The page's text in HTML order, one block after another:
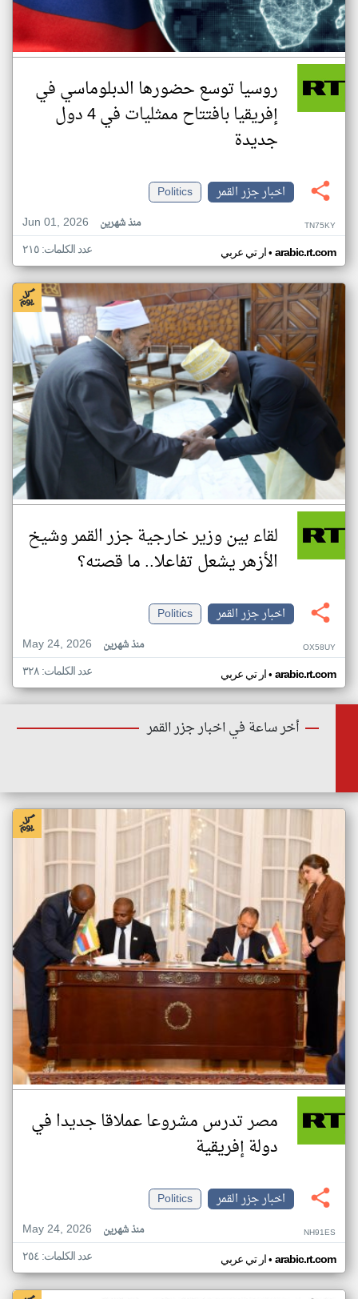
روسيا توسع حضورها الدبلوماسي في
إفريقيا بافتتاح ممثليات في 4 دول
جديدة
اخبار جزر القمر
Politics
Jun 01, 2026
منذ شهرين TN75KY
ار تي عربي• arabic.rt.com عدد الكلمات: ٢١٥
لقاء بين وزير خارجية جزر القمر وشيخ
الأزهر يشعل تفاعلا.. ما قصته؟
اخبار جزر القمر
Politics
May 24, 2026
منذ شهرين OX58UY
ار تي عربي• arabic.rt.com عدد الكلمات: ٣٢٨
أخر ساعة في اخبار جزر القمر
مصر تدرس مشروعا عملاقا جديدا في
دولة إفريقية
اخبار جزر القمر
Politics
May 24, 2026
منذ شهرين NH91ES
ار تي عربي• arabic.rt.com عدد الكلمات: ٢٥٤